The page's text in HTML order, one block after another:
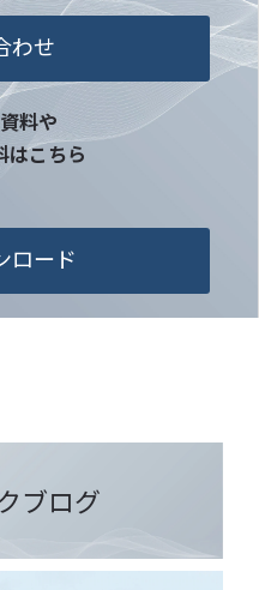
わせ
料や
はこちら
ロード
ブログ